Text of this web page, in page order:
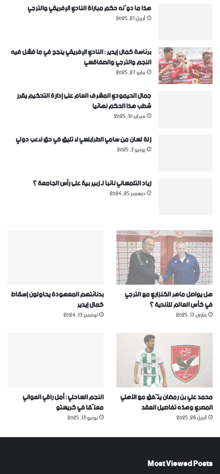
هذا ما دوّنه حكم مباراة النادي الإفريقي والترجي
أبريل 21, 2025
برئاسة كمال إيدير : النادي الإفريقي ينجح في ما فشل فيه
النجم والترجي والصفاقسي
مايو 27, 2025
جمال الحيمودي المشرف العام على إدارة التحكيم يقرر
شطب هذا الحكم نهائيا
فبراير 10, 2025
زلة لسان من سامي الطرابلسي لا تليق في حق لاعب دولي
يونيو 3, 2025
زياد التلمساني نائبا لـ زبير بية على رأس الجامعة ؟
ديسمبر 25, 2024
هل يواصل ماهر الكنزاري مع الترجي
في كأس العالم للأندية ؟
مارس 17, 2025
بدنائتهم المعهودة يحاولون إسقاط
كمال إيدير
نوفمبر 13, 2024
محمد علي بن رمضان يتّفق مع الأهلي
المصري وهذه تفاصيل العقد
أبريل 28, 2025
النجم الساحلي : أمل راقي العواني
معلّقا في كريستو
يونيو 13, 2025
Most Viewed Posts